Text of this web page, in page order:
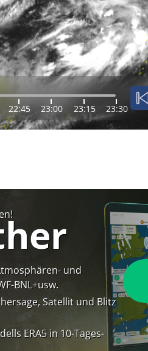
22:45 23:00 23:15 23:30
und
BNL+usw.
Satellit und Blitz
ERA5 in 10-Tages-